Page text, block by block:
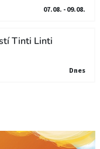
07.08. - 09.08.
Tinti Linti
Dnes